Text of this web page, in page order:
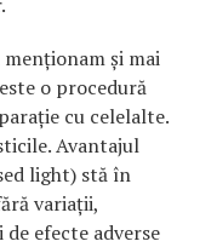
menționam și mai
o procedură
cu celelalte.
Avantajul
light) stă în
variații,
efecte adverse